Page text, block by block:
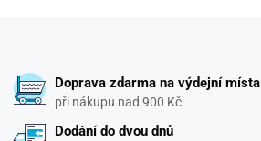
Doprava zdarma na výdejní místa
při nákupu nad 900 Kč
Dodání do dvou dnů